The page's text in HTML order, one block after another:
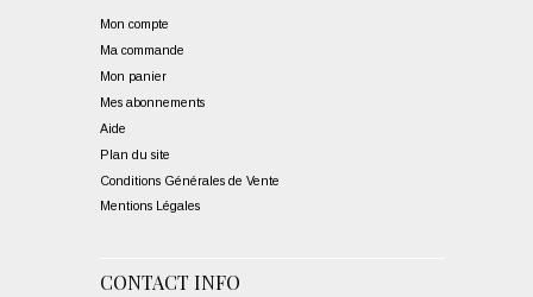
Mon compte
Ma commande
Mon panier
Mes abonnements
Aide
Plan du site
Conditions Générales de Vente
Mentions Légales
CONTACT INFO